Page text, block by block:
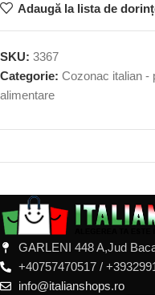
Adaugă la lista de
SKU: 3367
Categorie: Cozonac italian -
alimentare
GARLENI 448 A,Jud
+40757470517 /
info@italianshops.ro